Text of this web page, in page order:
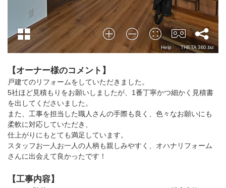
【オーナー様のコメント】
戸建てのリフォームをしていただきました。
5社ほど見積もりをお願いしましたが、1番丁寧かつ細かく見積書
を出してくださいました。
また、工事を担当した職人さんの手際も良く、色々なお願いにも
柔軟に対応していただき、
仕上がりにもとても満足しています。
スタッフお一人お一人の人柄も親しみやすく、オハナリフォーム
さんに出会えて良かったです！
【工事内容】